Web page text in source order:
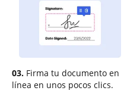
03. Firma tu documento en
línea en unos pocos clics.